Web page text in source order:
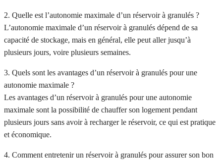
2. Quelle est l’autonomie maximale d’un réservoir à granulés ?
L’autonomie maximale d’un réservoir à granulés dépend de sa
capacité de stockage, mais en général, elle peut aller jusqu’à
plusieurs jours, voire plusieurs semaines.
3. Quels sont les avantages d’un réservoir à granulés pour une
autonomie maximale ?
Les avantages d’un réservoir à granulés pour une autonomie
maximale sont la possibilité de chauffer son logement pendant
plusieurs jours sans avoir à recharger le réservoir, ce qui est pratique
et économique.
4. Comment entretenir un réservoir à granulés pour assurer son bon